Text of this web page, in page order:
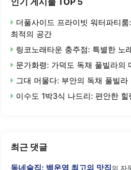
더풀사이드 프라이빗 워터파티
최적의 공간
링코노래타운 충주점: 특별한 노
문가화령: 가덕도 독채 풀빌라의
그대 머물다: 부안의 독채 풀빌라
이수도 1박3식 나드리: 편안한 힐
최근 댓글
동네술집: 백운역 최고의 맛집의 자